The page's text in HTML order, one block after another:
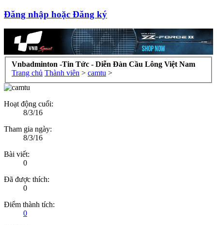
Đăng nhập hoặc Đăng ký
Vnbadminton -Tin Tức - Diễn Đàn Cầu Lông Việt Nam
Trang chủ Thành viên > camtu >
Hoạt động cuối:
8/3/16
Tham gia ngày:
8/3/16
Bài viết:
0
Đã được thích:
0
Điểm thành tích:
0